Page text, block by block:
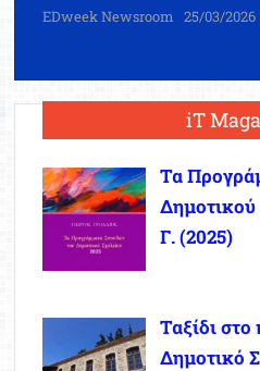
EDweek Newsroom 25/03/2026
iT
Τα
Δημοτικού
Γ. (2025)
Ταξίδι
Δημοτικό